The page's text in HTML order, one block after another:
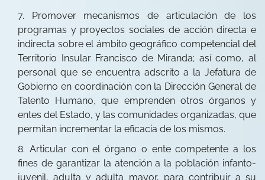
Promover mecanismos de articulación de los
programas y proyectos sociales de acción directa e
indirecta sobre el ámbito geográfico competencial del
Territorio Insular Francisco de Miranda; así como, al
personal que se encuentra adscrito a la Jefatura de
Gobierno en coordinación con la Dirección General de
Talento Humano, que emprenden otros órganos y
entes del Estado, y las comunidades organizadas, que
permitan incrementar la eficacia de los mismos.
Articular con el órgano o ente competente a los
fines de garantizar la atención a la población infanto-
juvenil, adulta y adulta mayor, para contribuir a su